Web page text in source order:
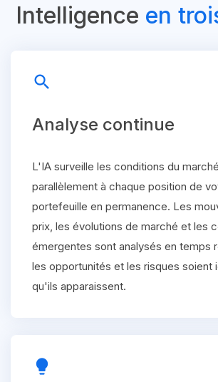
Intelligence en
search
Analyse continue
L'IA surveille les conditions du marché
parallèlement à chaque position de
portefeuille en permanence. Les
prix, les évolutions de marché et les
émergentes sont analysés en temps
les opportunités et les risques soient
qu'ils apparaissent.
lightbulb